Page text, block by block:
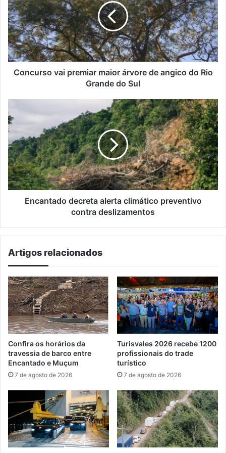
maior
árvore
de
angico
do
Rio
Grande
Concurso vai premiar maior árvore de angico do Rio
Grande do Sul
decreta
alerta
climático
preventivo
contra
deslizamentos
Encantado decreta alerta climático preventivo
contra deslizamentos
Artigos relacionados
Confira os horários da
travessia de barco entre
Encantado e Muçum
7 de agosto de 2026
Turisvales 2026 recebe 1200
profissionais do trade
turístico
7 de agosto de 2026